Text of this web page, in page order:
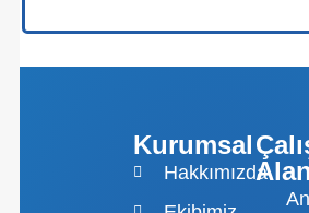
Kurumsal
Hakkımızda